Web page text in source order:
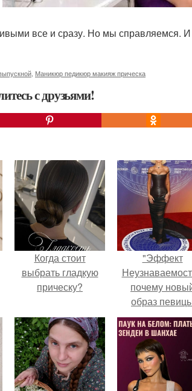
все и сразу. Но мы справляемся.
Маникюр педикюр макияж прическа
с друзьями!
Когда стоит
выбрать гладкую
прическу?
"Эффект
почему
образ
вызвал
гранях
возможного?